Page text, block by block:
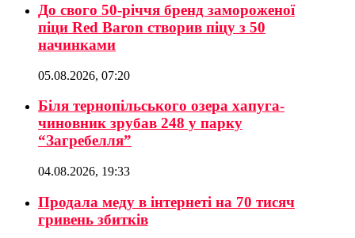
До свого 50-річчя бренд замороженої
піци Red Baron створив піцу з 50
начинками
05.08.2026, 07:20
Біля тернопільського озера хапуга-
чиновник зрубав 248 у парку
“Загребелля”
04.08.2026, 19:33
Продала меду в інтернеті на 70 тисяч
гривень збитків